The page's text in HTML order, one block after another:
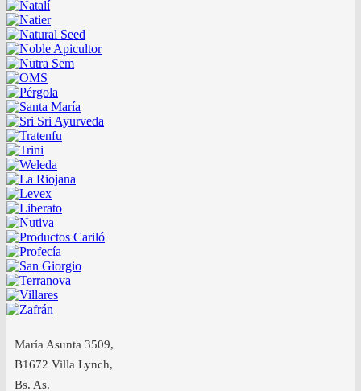
María Asunta 3509,
B1672 Villa Lynch,
Bs. As.